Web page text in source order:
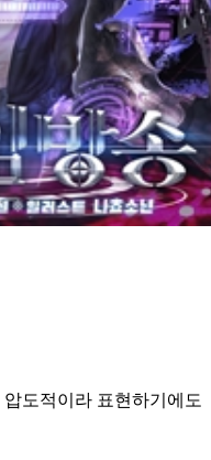
도적이라 표현하기에도